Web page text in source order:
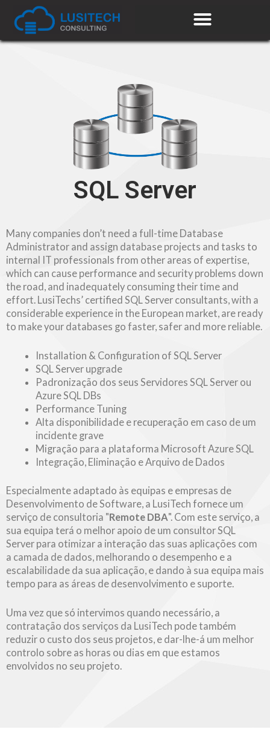
SQL Server
Many companies don’t need a full-time Database
Administrator and assign database projects and tasks to
internal IT professionals from other areas of expertise,
which can cause performance and security problems down
the road, and inadequately consuming their time and
effort. LusiTechs’ certified SQL Server consultants, with a
considerable experience in the European market, are ready
to make your databases go faster, safer and more reliable.
Installation & Configuration of SQL Server
SQL Server upgrade
Padronização dos seus Servidores SQL Server ou
Azure SQL DBs
Performance Tuning
Alta disponibilidade e recuperação em caso de um
incidente grave
Migração para a plataforma Microsoft Azure SQL
Integração, Eliminação e Arquivo de Dados
Especialmente adaptado às equipas e empresas de
Desenvolvimento de Software, a LusiTech fornece um
serviço de consultoria "Remote DBA". Com este serviço, a
sua equipa terá o melhor apoio de um consultor SQL
Server para otimizar a interação das suas aplicações com
a camada de dados, melhorando o desempenho e a
escalabilidade da sua aplicação, e dando à sua equipa mais
tempo para as áreas de desenvolvimento e suporte.
Uma vez que só intervimos quando necessário, a
contratação dos serviços da LusiTech pode também
reduzir o custo dos seus projetos, e dar-lhe-á um melhor
controlo sobre as horas ou dias em que estamos
envolvidos no seu projeto.